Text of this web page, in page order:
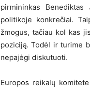
pirmininkas
politikoje konkrečiai.
žmogus, tačiau kol kas
poziciją. Todėl ir turime
nepajėgi diskutuoti.
Europos reikalų